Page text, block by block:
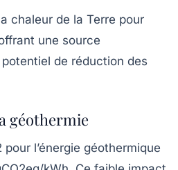
chaleur de la Terre pour
une source
de réduction des
géothermie
l’énergie géothermique